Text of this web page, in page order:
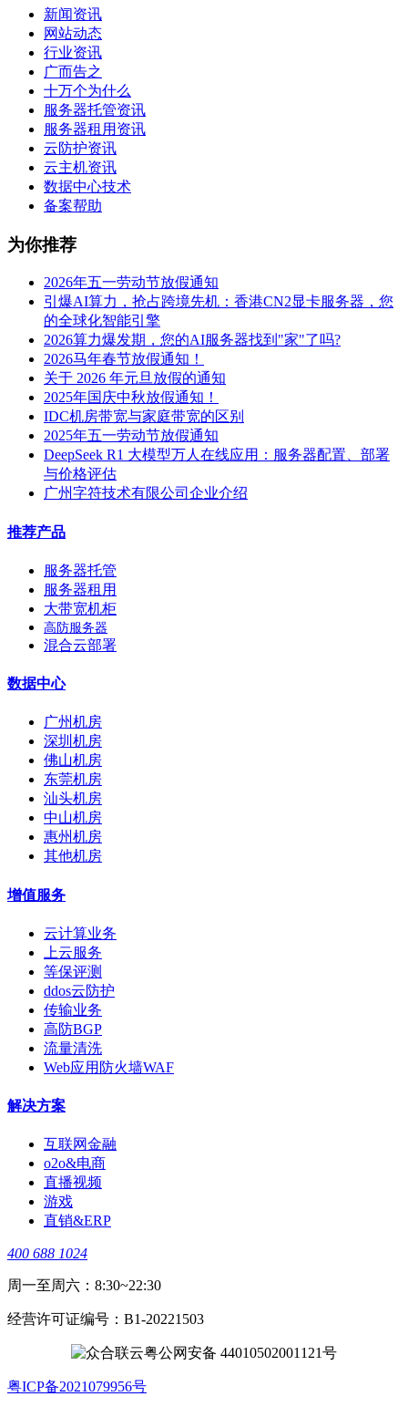
新闻资讯
网站动态
行业资讯
广而告之
十万个为什么
服务器托管资讯
服务器租用资讯
云防护资讯
云主机资讯
数据中心技术
备案帮助
为你推荐
2026年五一劳动节放假通知
引爆AI算力，抢占跨境先机：香港CN2显卡服务器，您
的全球化智能引擎
2026算力爆发期，您的AI服务器找到"家"了吗?
2026马年春节放假通知！
关于 2026 年元旦放假的通知
2025年国庆中秋放假通知！
IDC机房带宽与家庭带宽的区别
2025年五一劳动节放假通知
DeepSeek R1 大模型万人在线应用：服务器配置、部署
与价格评估
广州字符技术有限公司企业介绍
推荐产品
服务器托管
服务器租用
大带宽机柜
高防服务器
混合云部署
数据中心
广州机房
深圳机房
佛山机房
东莞机房
汕头机房
中山机房
惠州机房
其他机房
增值服务
云计算业务
上云服务
等保评测
ddos云防护
传输业务
高防BGP
流量清洗
Web应用防火墙WAF
解决方案
互联网金融
o2o&电商
直播视频
游戏
直销&ERP
400 688 1024
周一至周六：8:30~22:30
经营许可证编号：B1-20221503
粤公网安备 44010502001121号
​粤ICP备2021079956号